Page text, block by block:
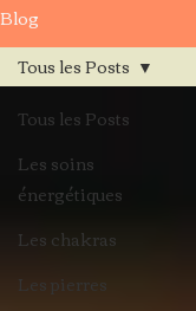
Blog
Tous les Posts
Les soins
énergétiques
Les chakras
Les pierres
Tous les Posts